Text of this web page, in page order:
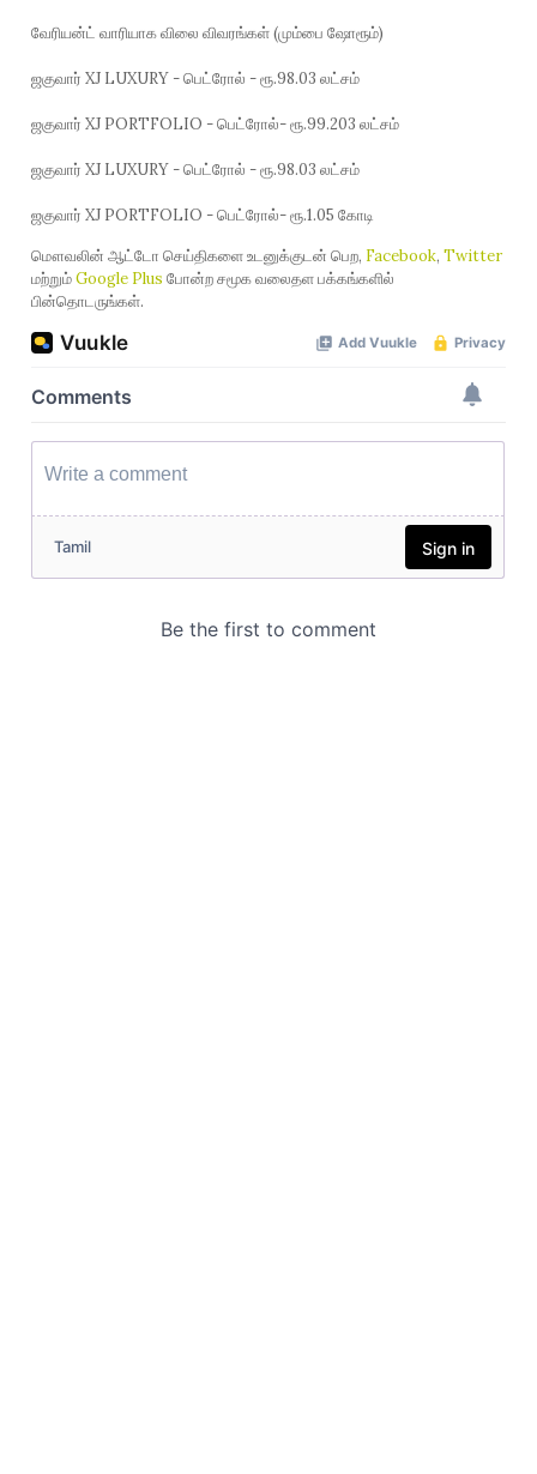
வேரியன்ட் வாரியாக விலை விவரங்கள் (மும்பை ஷோரூம்)
ஜகுவார் XJ LUXURY - பெட்ரோல் - ரூ.98.03 லட்சம்
ஜகுவார் XJ PORTFOLIO - பெட்ரோல்- ரூ.99.203 லட்சம்
ஜகுவார் XJ LUXURY - பெட்ரோல் - ரூ.98.03 லட்சம்
ஜகுவார் XJ PORTFOLIO - பெட்ரோல்- ரூ.1.05 கோடி
மௌவலின் ஆட்டோ செய்திகளை உடனுக்குடன் பெற, Facebook, Twitter
மற்றும்Google Plus போன்ற சமூக வலைதள பக்கங்களில்
பின்தொடருங்கள்.